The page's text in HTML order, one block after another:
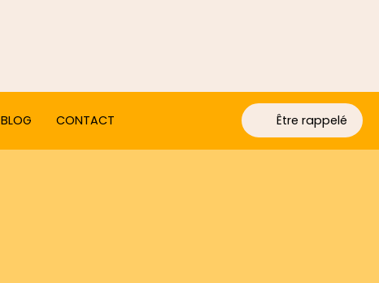
BLOG CONTACT Être rappelé